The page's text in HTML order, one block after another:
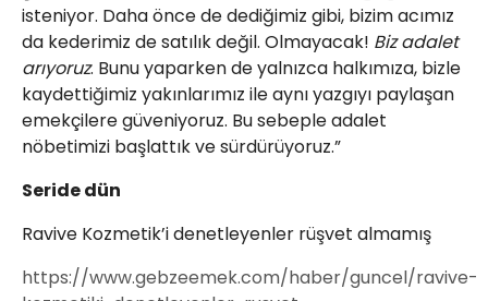
isteniyor. Daha önce de dediğimiz gibi, bizim acımız
da kederimiz de satılık değil. Olmayacak! Biz adalet
arıyoruz. Bunu yaparken de yalnızca halkımıza, bizle
kaydettiğimiz yakınlarımız ile aynı yazgıyı paylaşan
emekçilere güveniyoruz. Bu sebeple adalet
nöbetimizi başlattık ve sürdürüyoruz.”
Seride dün
Ravive Kozmetik’i denetleyenler rüşvet almamış
https://www.gebzeemek.com/haber/guncel/ravive-